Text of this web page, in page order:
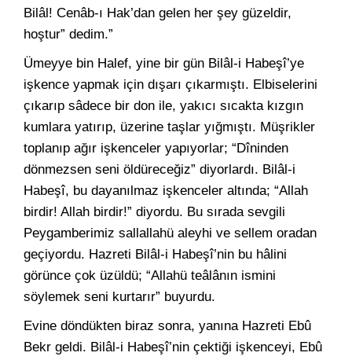
Bilâl! Cenâb-ı Hak’dan gelen her şey güzeldir,
hoştur” dedim.”
Ümeyye bin Halef, yine bir gün Bilâl-i Habeşî’ye
işkence yapmak için dışarı çıkarmıştı. Elbiselerini
çıkarıp sâdece bir don ile, yakıcı sıcakta kızgın
kumlara yatırıp, üzerine taşlar yığmıştı. Müşrikler
toplanıp ağır işkenceler yapıyorlar; “Dîninden
dönmezsen seni öldüreceğiz” diyorlardı. Bilâl-i
Habeşî, bu dayanılmaz işkenceler altında; “Allah
birdir! Allah birdir!” diyordu. Bu sırada sevgili
Peygamberimiz sallallahü aleyhi ve sellem oradan
geçiyordu. Hazreti Bilâl-i Habeşî’nin bu hâlini
görünce çok üzüldü; “Allahü teâlânın ismini
söylemek seni kurtarır” buyurdu.
Evine döndükten biraz sonra, yanına Hazreti Ebû
Bekr geldi. Bilâl-i Habeşî’nin çektiği işkenceyi, Ebû